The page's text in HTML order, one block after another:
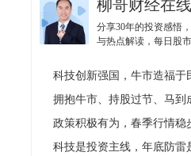
柳哥财经在线
分享30年的投资感悟
与热点解读，每日股
科技创新强国，牛市造福于民《
拥抱牛市、持股过节、马到成功《柳
政策积极有为，春季行情稳步前行
科技是投资主线，年底防雷是关键《